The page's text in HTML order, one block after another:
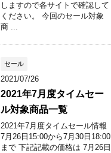
しますので各サイトで確認して
ください。 今回のセール対象
商 ...
セール
2021/07/26
2021年7月度タイムセー
ル対象商品一覧
2021年7月度タイムセール情報
7月26日15:00から7月30日18:00
まで 下記記載の価格は 7月26日